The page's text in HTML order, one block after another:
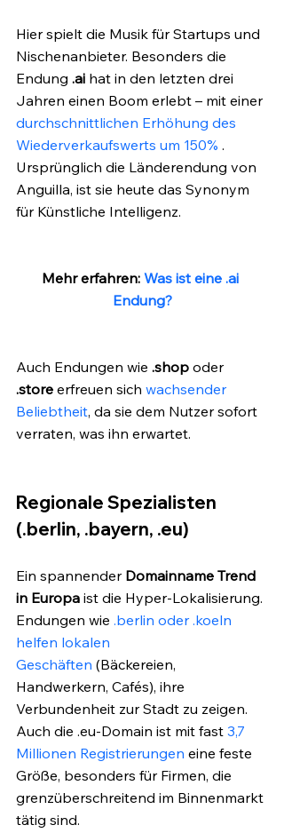
Hier spielt die Musik für Startups und
Nischenanbieter. Besonders die
Endung .ai hat in den letzten drei
Jahren einen Boom erlebt – mit einer
durchschnittlichen Erhöhung des
Wiederverkaufswerts um 150% .
Ursprünglich die Länderendung von
Anguilla, ist sie heute das Synonym
für Künstliche Intelligenz.
Mehr erfahren: Was ist eine .ai
Endung?
Auch Endungen wie .shop oder
.store erfreuen sich wachsender
Beliebtheit, da sie dem Nutzer sofort
verraten, was ihn erwartet.
Regionale Spezialisten
(.berlin, .bayern, .eu)
Ein spannender Domainname Trend
in Europa ist die Hyper-Lokalisierung.
Endungen wie .berlin oder .koeln
helfen lokalen
Geschäften (Bäckereien,
Handwerkern, Cafés), ihre
Verbundenheit zur Stadt zu zeigen.
Auch die .eu-Domain ist mit fast 3,7
Millionen Registrierungen eine feste
Größe, besonders für Firmen, die
grenzüberschreitend im Binnenmarkt
tätig sind.